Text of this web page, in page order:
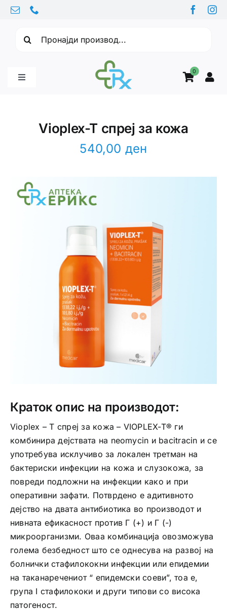
Skip
content
0
Toggle
Интимно здравје
Медицински апрати
Vioplex-T спреј за кожа
540,00 ден
Краток опис на производот:
Vioplex – T спреј за кожа – VIOPLEX-T® ги
комбинира дејствата на neomycin и bacitracin и се
употребува исклучиво за локален третман на
бактериски инфекции на кожа и слузокожа, за
повреди подложни на инфекции како и при
оперативни зафати. Потврдено е адитивното
дејство на двата антибиотика во производот и
нивната ефикасност против Г (+) и Г (-)
микроорганизми. Оваа комбинација овозможува
голема безбедност што се однесува на развој на
болнички стафилококни инфекции или епидемии
на таканаречениот “ епидемски соеви”, тоа е,
група I стафилококи и други типови со висока
патогеност.